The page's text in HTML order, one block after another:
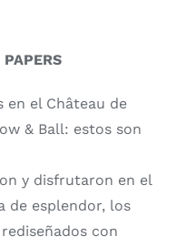
en el Château de
& Ball: estos son
y disfrutaron en el
de esplendor, los
con